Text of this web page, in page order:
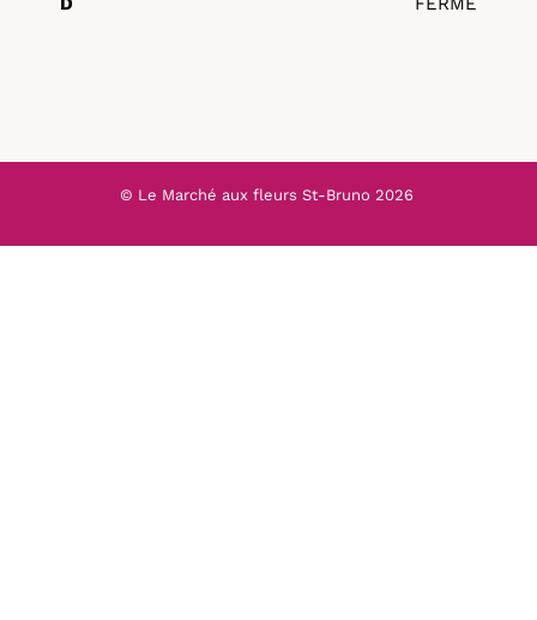
© Le Marché aux fleurs St-Bruno 2026